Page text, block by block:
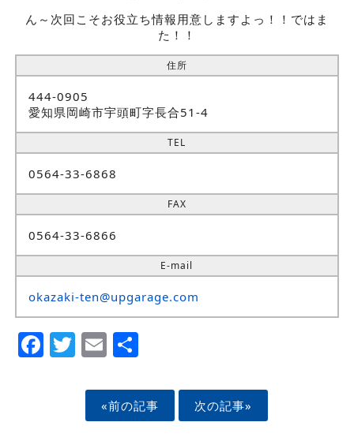
ん～次回こそお役立ち情報用意しますよっ！！ではま
た！！
住所
444-0905
愛知県岡崎市宇頭町字長合51-4
TEL
0564-33-6868
FAX
0564-33-6866
E-mail
okazaki-ten@upgarage.com
Facebook
Twitter
EmailShare
«前の記事 次の記事»